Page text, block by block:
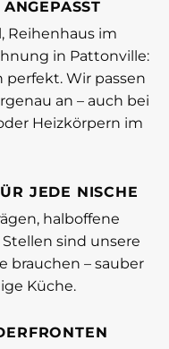
Reihenhaus im
in Pattonville:
perfekt. Wir passen
an – auch bei
Heizkörpern im
JEDE NISCHE
halboffene
sind unsere
brauchen – sauber
Küche.